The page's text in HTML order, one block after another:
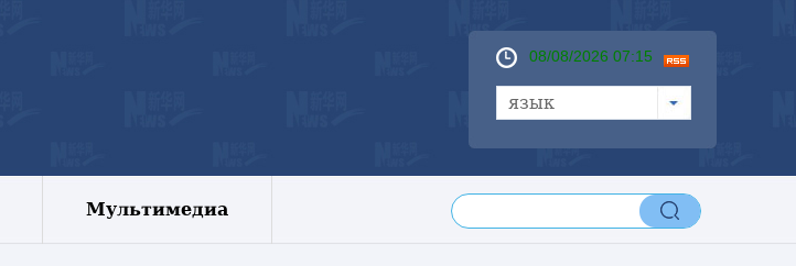
08/08/2026 07:15
язык
Мультимедиа